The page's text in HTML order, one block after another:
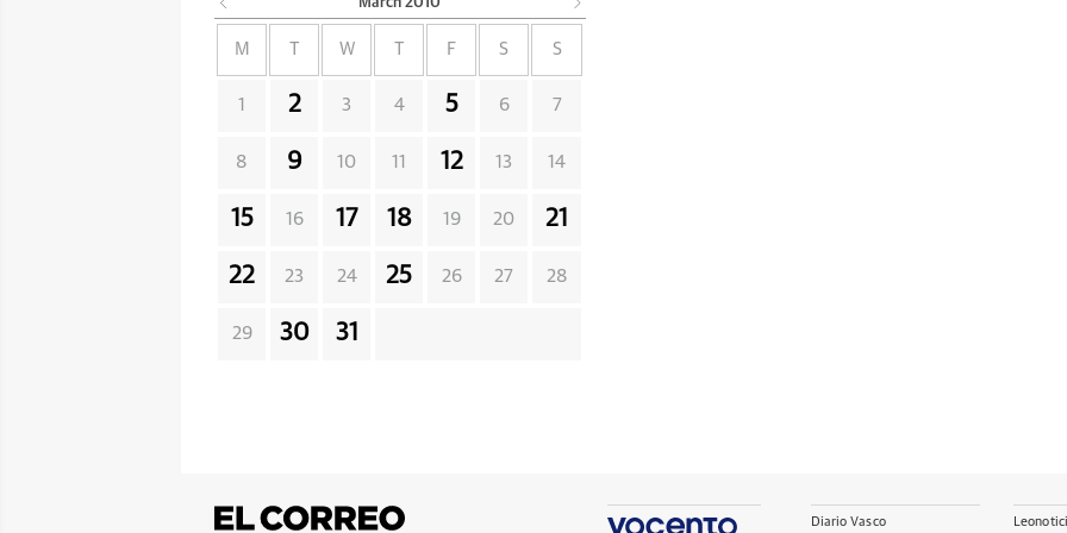
M W F S S
1 2 3 4 5 6 7
8 9 10 11 12 13 14
15 16 17 18 19 20 21
22 23 24 25 26 27 28
29 30 31
Diario Vasco